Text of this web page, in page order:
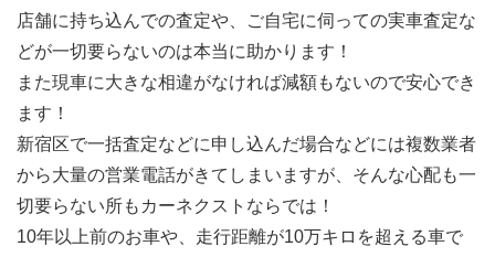
店舗に持ち込んでの査定や、ご自宅に伺っての実車査定な
どが一切要らないのは本当に助かります！
また現車に大きな相違がなければ減額もないので安心でき
ます！
新宿区で一括査定などに申し込んだ場合などには複数業者
から大量の営業電話がきてしまいますが、そんな心配も一
切要らない所もカーネクストならでは！
10年以上前のお車や、走行距離が10万キロを超える車で